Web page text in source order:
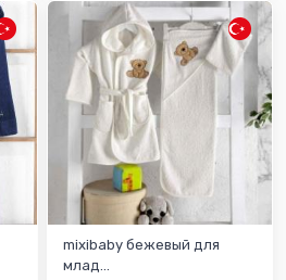
mixibaby бежевый для
млад...